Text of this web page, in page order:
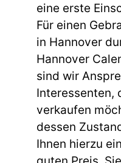
eine erste
Für einen
in Hannover
Hannover
sind wir
Interessenten,
verkaufen
dessen
Ihnen hierzu